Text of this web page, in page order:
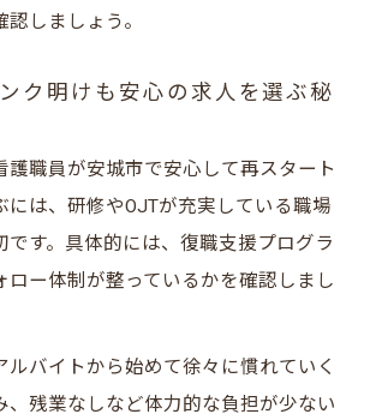
しましょう。
ク明けも安心の求人を選ぶ秘
護職員が安城市で安心して再スタート
には、研修やOJTが充実している職場
です。具体的には、復職支援プログラ
ロー体制が整っているかを確認しまし
ルバイトから始めて徐々に慣れていく
、残業なしなど体力的な負担が少ない